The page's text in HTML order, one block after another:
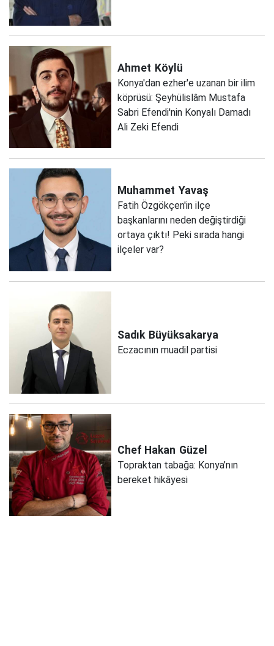
Ahmet Köylü
Konya'dan ezher'e uzanan bir ilim
köprüsü: Şeyhülislâm Mustafa
Sabri Efendi'nin Konyalı Damadı
Ali Zeki Efendi
Muhammet Yavaş
Fatih Özgökçen'in ilçe
başkanlarını neden değiştirdiği
ortaya çıktı! Peki sırada hangi
ilçeler var?
Sadık Büyüksakarya
Eczacının muadil partisi
Chef Hakan Güzel
Topraktan tabağa: Konya’nın
bereket hikâyesi